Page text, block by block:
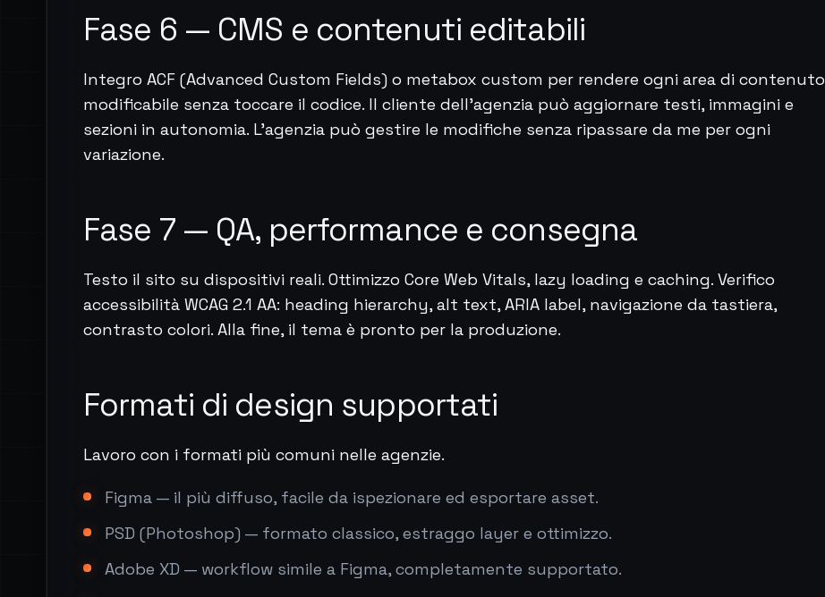
Fase 6 — CMS e contenuti editabili
Integro ACF (Advanced Custom Fields) o metabox custom per rendere ogni area di contenuto
modificabile senza toccare il codice. Il cliente dell'agenzia può aggiornare testi, immagini e
sezioni in autonomia. L'agenzia può gestire le modifiche senza ripassare da me per ogni
variazione.
Fase 7 — QA, performance e consegna
Testo il sito su dispositivi reali. Ottimizzo Core Web Vitals, lazy loading e caching. Verifico
accessibilità WCAG 2.1 AA: heading hierarchy, alt text, ARIA label, navigazione da tastiera,
contrasto colori. Alla fine, il tema è pronto per la produzione.
Formati di design supportati
Lavoro con i formati più comuni nelle agenzie.
Figma — il più diffuso, facile da ispezionare ed esportare asset.
PSD (Photoshop) — formato classico, estraggo layer e ottimizzo.
Adobe XD — workflow simile a Figma, completamente supportato.